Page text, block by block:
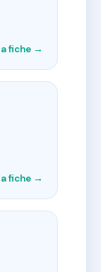
fiche →
fiche →